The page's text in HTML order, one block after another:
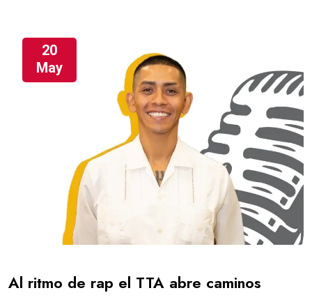
20
May
Al ritmo de rap el TTA abre caminos